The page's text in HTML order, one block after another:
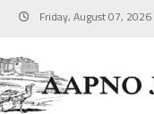
Friday, August 07, 2026